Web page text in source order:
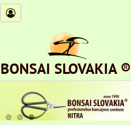
BONSAI SLOVAKIA ®